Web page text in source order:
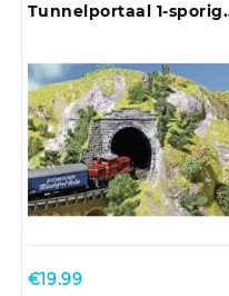
Tunnelportaal 1-sporig,
€19.99